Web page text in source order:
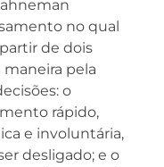
no qual
de dois
pela
o
rápido,
e involuntária,
desligado; e o